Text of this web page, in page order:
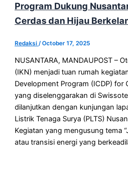
Program Dukung
Cerdas dan Hijau
Redaksi /October 17, 2025
NUSANTARA, MANDAUPOST –
(IKN) menjadi tuan rumah
Development Program (ICDP) for
yang diselenggarakan di
dilanjutkan dengan kunjungan
Listrik Tenaga Surya (PLTS)
Kegiatan yang mengusung tema
atau transisi energi yang